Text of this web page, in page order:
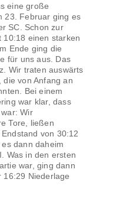
eine große
23. Februar ging es
SC. Schon zur
10:18 einen starken
Ende ging die
für uns aus. Das
Wir traten auswärts
von Anfang an
Bei einem
war klar, dass
Wir
Tore, ließen
von 30:12
dann daheim
Was in den ersten
war, ging dann
16:29 Niederlage